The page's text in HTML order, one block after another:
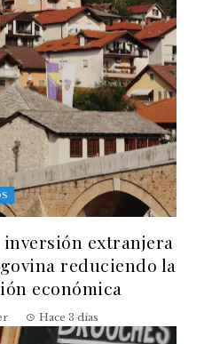
extranjera
reduciendo la
económica
Hace 3 días